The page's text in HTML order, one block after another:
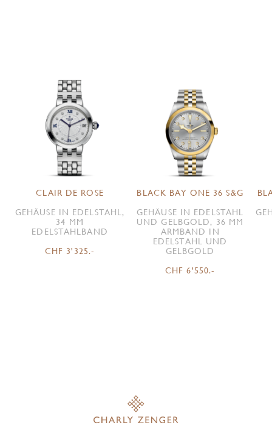
CLAIR DE ROSE
GEHÄUSE IN EDELSTAHL,
34 MM
EDELSTAHLBAND
CHF 3'325.-
BLACK BAY ONE 36 S&G
GEHÄUSE IN EDELSTAHL
UND GELBGOLD, 36 MM
ARMBAND IN
EDELSTAHL UND
GELBGOLD
CHF 6'550.-